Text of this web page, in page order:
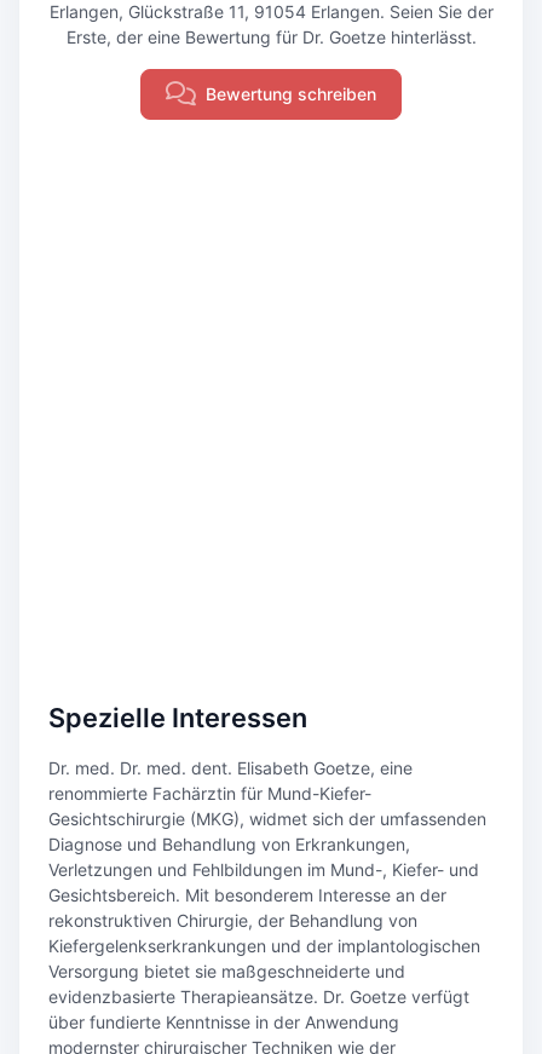
Erlangen, Glückstraße 11, 91054 Erlangen. Seien Sie der
Erste, der eine Bewertung für Dr. Goetze hinterlässt.
Bewertung schreiben
Spezielle Interessen
Dr. med. Dr. med. dent. Elisabeth Goetze, eine
renommierte Fachärztin für Mund-Kiefer-
Gesichtschirurgie (MKG), widmet sich der umfassenden
Diagnose und Behandlung von Erkrankungen,
Verletzungen und Fehlbildungen im Mund-, Kiefer- und
Gesichtsbereich. Mit besonderem Interesse an der
rekonstruktiven Chirurgie, der Behandlung von
Kiefergelenkserkrankungen und der implantologischen
Versorgung bietet sie maßgeschneiderte und
evidenzbasierte Therapieansätze. Dr. Goetze verfügt
über fundierte Kenntnisse in der Anwendung
modernster chirurgischer Techniken wie der